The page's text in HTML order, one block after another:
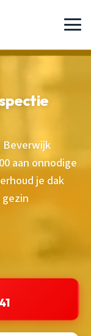
Beverwijk
aan onnodige
je dak
gezin